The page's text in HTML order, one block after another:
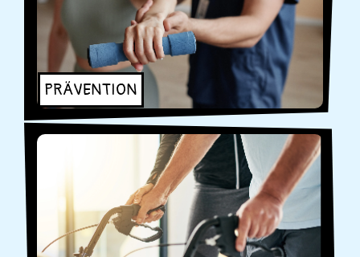
PRÄVENTION